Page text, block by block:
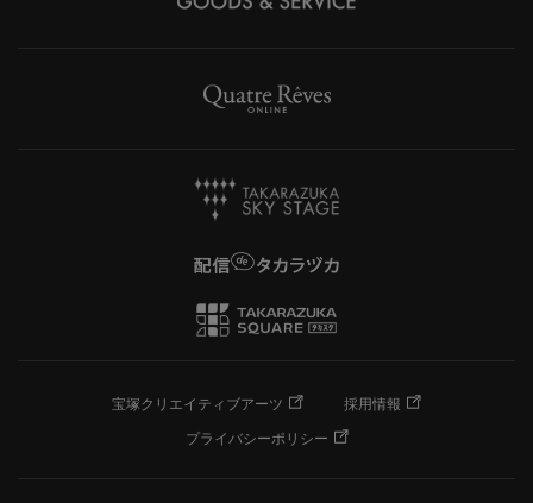
宝塚クリエイティブアーツ
採用情報
プライバシーポリシー